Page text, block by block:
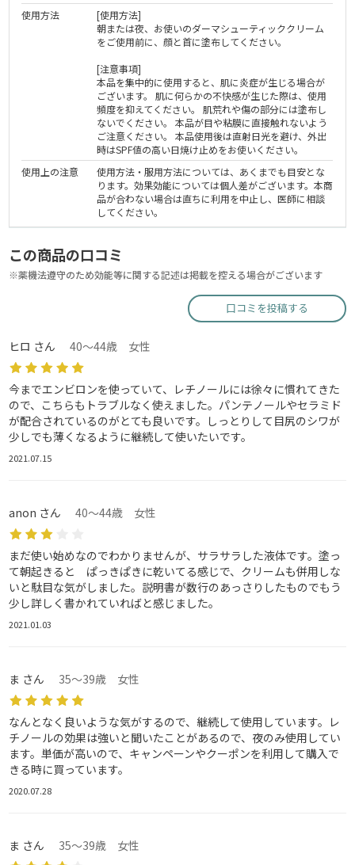
使用方法
[使用方法]
朝または夜、お使いのダーマシューティッククリーム
をご使用前に、顔と首に塗布してください。
[注意事項]
本品を集中的に使用すると、肌に炎症が生じる場合が
ございます。 肌に何らかの不快感が生じた際は、使用
頻度を抑えてください。 肌荒れや傷の部分には塗布し
ないでください。 本品が目や粘膜に直接触れないよう
ご注意ください。 本品使用後は直射日光を避け、外出
時はSPF値の高い日焼け止めをお使いください。
使用上の注意
使用方法・服用方法については、あくまでも目安とな
ります。効果効能については個人差がございます。本商
品が合わない場合は直ちに利用を中止し、医師に相談
してください。
この商品の口コミ
※薬機法遵守のため効能等に関する記述は掲載を控える場合がございます
口コミを投稿する
ヒロ さん 40～44歳 女性
今までエンビロンを使っていて、レチノールには徐々に慣れてきた
ので、こちらもトラブルなく使えました。パンテノールやセラミド
が配合されているのがとても良いです。しっとりして目尻のシワが
少しでも薄くなるように継続して使いたいです。
2021.07.15
anon さん 40～44歳 女性
まだ使い始めなのでわかりませんが、サラサラした液体です。塗っ
て朝起きると ぱっきぱきに乾いてる感じで、クリームも併用しな
いと駄目な気がしました。説明書が数行のあっさりしたものでもう
少し詳しく書かれていればと感じました。
2021.01.03
ま さん 35～39歳 女性
なんとなく良いような気がするので、継続して使用しています。レ
チノールの効果は強いと聞いたことがあるので、夜のみ使用してい
ます。単価が高いので、キャンペーンやクーポンを利用して購入で
きる時に買っています。
2020.07.28
ま さん 35～39歳 女性